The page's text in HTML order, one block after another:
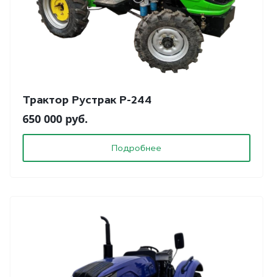
Трактор Рустрак Р-244
650 000 руб.
Подробнее